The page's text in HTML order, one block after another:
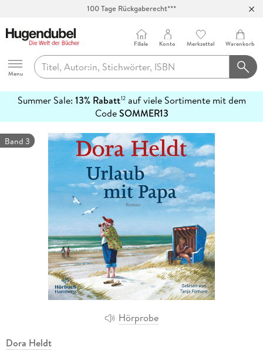
Hugendubel
Menu
Filiale Konto Merkzettel Warenkorb
Summer Sale: 13% Rabatt12auf viele Sortimente mit dem
CodeSOMMER13
erfahren
Hörprobe
Band 3
Dora Heldt